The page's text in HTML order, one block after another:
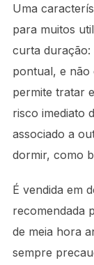
Uma
para muitos
curta duração:
pontual, e
permite tratar
risco imediato
associado a
dormir, como
É vendida em
recomendada
de meia hora
sempre